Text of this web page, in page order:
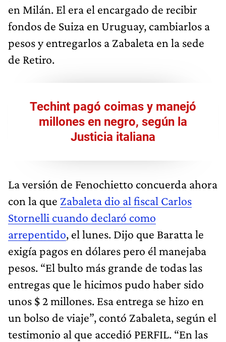
en Milán. El era el encargado de recibir
fondos de Suiza en Uruguay, cambiarlos a
pesos y entregarlos a Zabaleta en la sede
de Retiro.
Techint pagó coimas y manejó
millones en negro, según la
Justicia italiana
La versión de Fenochietto concuerda ahora
con la que Zabaleta dio al fiscal Carlos
Stornelli cuando declaró como
arrepentido, el lunes. Dijo que Baratta le
exigía pagos en dólares pero él manejaba
pesos. “El bulto más grande de todas las
entregas que le hicimos pudo haber sido
unos $ 2 millones. Esa entrega se hizo en
un bolso de viaje”, contó Zabaleta, según el
testimonio al que accedió PERFIL. “En las